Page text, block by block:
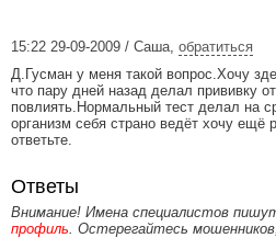
15:22 29-09-2009 / Саша, обратиться
Д.Гусман у меня такой вопрос.Хочу
что пару дней назад делал прививку
повлиять.Нормальный тест делал на
организм себя страно ведёт хочу ещё
ответьте.
Ответы
Внимание! Имена специалистов
профиль. Остерегайтесь